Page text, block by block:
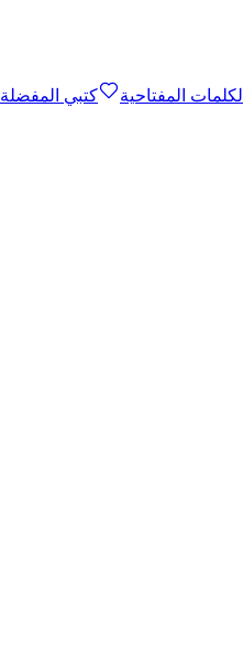
الكلمات المفتاحية
كتبي المفضلة